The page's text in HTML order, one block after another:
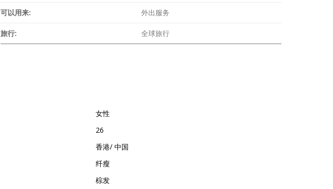
可以用来: 外出服务
旅行: 全球旅行
女性
26
香港/ 中国
纤瘦
棕发